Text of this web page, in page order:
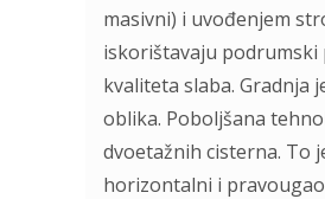
masivni) i uvođenjem
iskorištavaju
kvaliteta slaba.
oblika. Poboljšana
dvoetažnih cisterna. To
horizontalni i